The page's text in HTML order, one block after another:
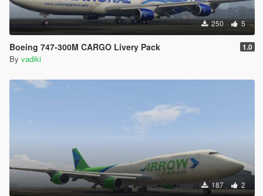
250 5
Boeing 747-300M CARGO Livery Pack 1.0
By vadiki
187 2